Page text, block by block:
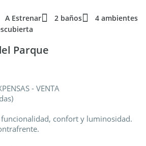
A Estrenar 2 baños
4 ambientes
Parque
- VENTA
confort y luminosidad.